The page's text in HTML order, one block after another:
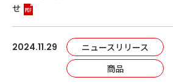
せ
2024.11.29
ニュースリリース
商品